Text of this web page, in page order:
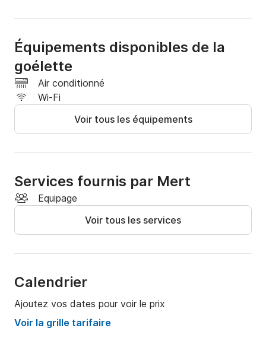
Équipements disponibles de la
goélette
Air conditionné
Wi-Fi
Voir tous les équipements
Services fournis par Mert
Equipage
Voir tous les services
Calendrier
Ajoutez vos dates pour voir le prix
Voir la grille tarifaire